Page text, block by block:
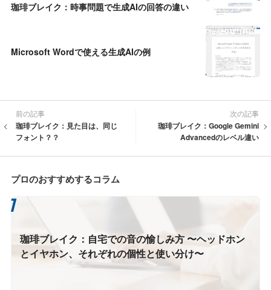
珈琲ブレイク：時事問題で生成AIの回答の違い
Microsoft Wordで使える生成AIの例
前の記事
珈琲ブレイク：見た目は、同じ
フォント？？
次の記事
珈琲ブレイク：Google Gemini
Advancedのレベル違い
プロのおすすめするコラム
珈琲ブレイク：自宅での音の愉しみ方 〜ヘッドホン
とイヤホン、それぞれの個性と使い分け〜